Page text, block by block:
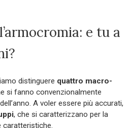
e tu a
distinguere quattro macro-
si fanno convenzionalmente
A voler essere più accurati,
, che si caratterizzano per la
caratteristiche.